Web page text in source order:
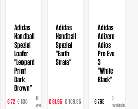
Adidas
Handball
Spezial
Loafer
"Leopard
Print
Dark
Brown"
€ 72 € 130
16
webshops
Adidas
Handball
Spezial
"Earth
Strata"
€ 91,95 € 109,95
webshops
Adidas
Adizero
Adios
Pro Evo
3
"White
Black"
€ 765
2
webshops